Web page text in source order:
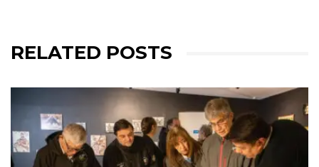
RELATED POSTS